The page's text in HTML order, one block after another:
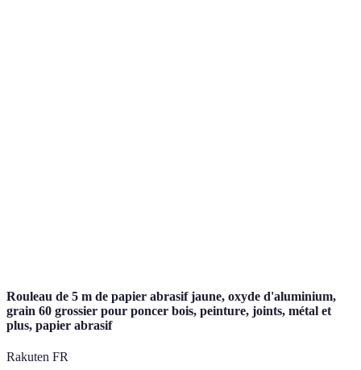
Rouleau de 5 m de papier abrasif jaune, oxyde d'aluminium,
grain 60 grossier pour poncer bois, peinture, joints, métal et
plus, papier abrasif
Rakuten FR